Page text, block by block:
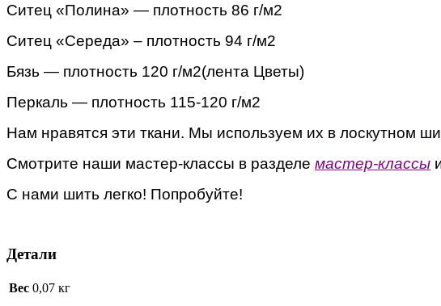
Ситец «Полина» — плотность 86 г/м2
Ситец «Середа» – плотность 94 г/м2
Бязь — плотность 120 г/м2(лента Цветы)
Перкаль — плотность 115-120 г/м2
Нам нравятся эти ткани. Мы используем их в лоскутном
Смотрите наши мастер-классы в разделе мастер-классы
С нами шить легко! Попробуйте!
Детали
Вес 0,07 кг